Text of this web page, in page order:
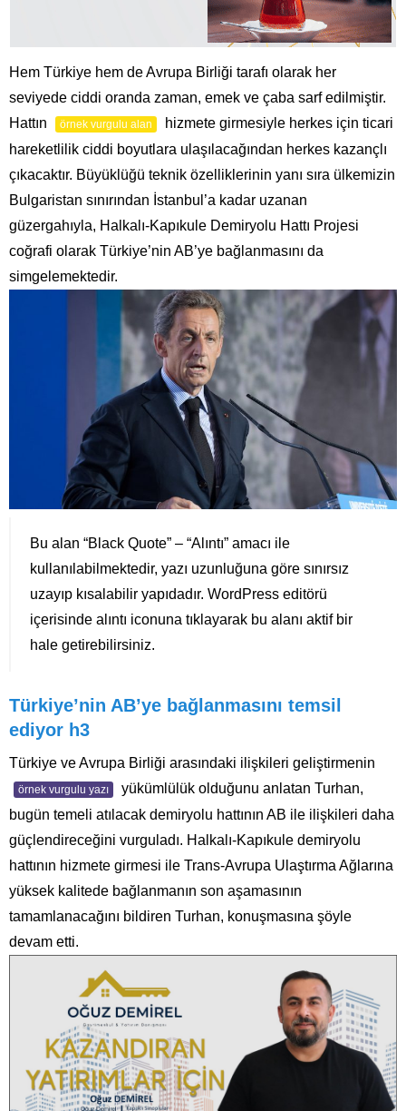
Hem Türkiye hem de Avrupa Birliği tarafı olarak her
seviyede ciddi oranda zaman, emek ve çaba sarf edilmiştir.
Hattın
örnek vurgulu alan
hizmete girmesiyle herkes için ticari
hareketlilik ciddi boyutlara ulaşılacağından herkes kazançlı
çıkacaktır. Büyüklüğü teknik özelliklerinin yanı sıra ülkemizin
Bulgaristan sınırından İstanbul’a kadar uzanan
güzergahıyla, Halkalı-Kapıkule Demiryolu Hattı Projesi
coğrafi olarak Türkiye’nin AB’ye bağlanmasını da
simgelemektedir.
Bu alan “Black Quote” – “Alıntı” amacı ile
kullanılabilmektedir, yazı uzunluğuna göre sınırsız
uzayıp kısalabilir yapıdadır. WordPress editörü
içerisinde alıntı iconuna tıklayarak bu alanı aktif bir
hale getirebilirsiniz.
Türkiye’nin AB’ye bağlanmasını temsil
ediyor h3
Türkiye ve Avrupa Birliği arasındaki ilişkileri geliştirmenin
örnek vurgulu yazı
yükümlülük olduğunu anlatan Turhan,
bugün temeli atılacak demiryolu hattının AB ile ilişkileri daha
güçlendireceğini vurguladı. Halkalı-Kapıkule demiryolu
hattının hizmete girmesi ile Trans-Avrupa Ulaştırma Ağlarına
yüksek kalitede bağlanmanın son aşamasının
tamamlanacağını bildiren Turhan, konuşmasına şöyle
devam etti.